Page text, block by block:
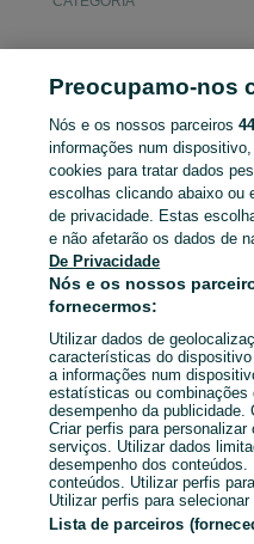
Entra na tua conta OLX ou
anunciante
Entrar ou criar conta
Preocupamo-nos
Nós e os nossos parceiros
informações num
cookies para tratar dados
escolhas clicando abaixo ou
de privacidade. Estas
e não afetarão os dados de
De Privacidade
Nós e os nossos
fornecermos:
Utilizar dados de
características do
a informações num
estatísticas ou combinações
desempenho da publicidade.
Criar perfis para
serviços. Utilizar dados
desempenho dos
conteúdos. Utilizar perfis
Utilizar perfis para
Lista de parceiros